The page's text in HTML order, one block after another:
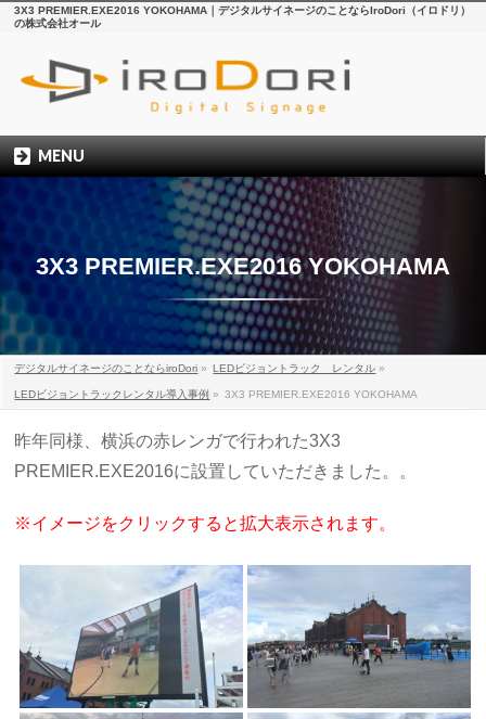
3X3 PREMIER.EXE2016 YOKOHAMA｜デジタルサイネージのことならIroDori（イロドリ）
の株式会社オール
MENU
3X3 PREMIER.EXE2016 YOKOHAMA
デジタルサイネージのことならiroDori » LEDビジョントラック レンタル »
LEDビジョントラックレンタル導入事例 » 3X3 PREMIER.EXE2016 YOKOHAMA
昨年同様、横浜の赤レンガで行われた3X3
PREMIER.EXE2016に設置していただきました。。
※イメージをクリックすると拡大表示されます。